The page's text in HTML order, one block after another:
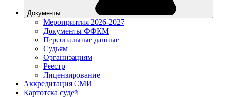
Документы
Мероприятия 2026-2027
Документы ФФКМ
Персональные данные
Судьям
Организациям
Реестр
Лицензирование
Аккредитация СМИ
Картотека судей